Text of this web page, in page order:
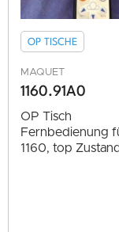
OP TISCHE
MAQUET
1160.91A0
OP Tisch
Fernbedienung
1160, top